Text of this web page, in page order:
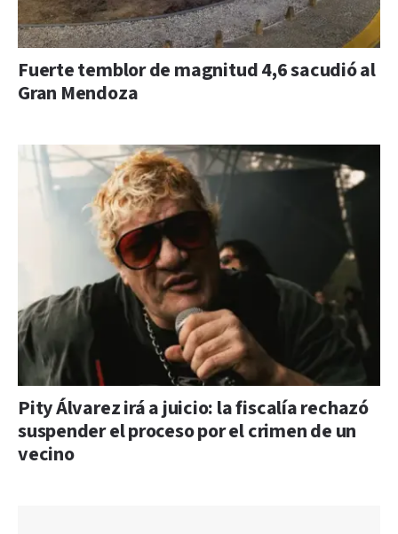
Fuerte temblor de magnitud 4,6 sacudió al
Gran Mendoza
Pity Álvarez irá a juicio: la fiscalía rechazó
suspender el proceso por el crimen de un
vecino